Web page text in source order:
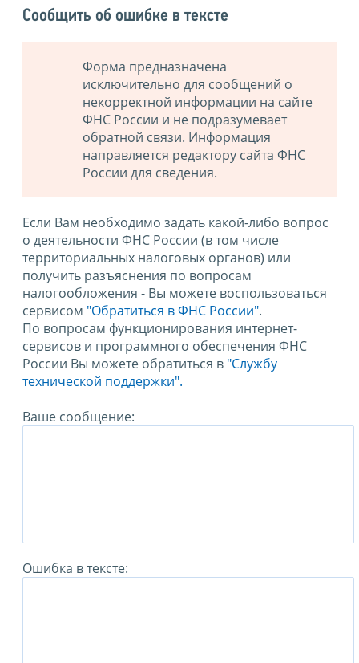
Сообщить об ошибке в тексте
Форма предназначена
исключительно для сообщений о
некорректной информации на сайте
ФНС России и не подразумевает
обратной связи. Информация
направляется редактору сайта ФНС
России для сведения.
Если Вам необходимо задать какой-либо вопрос
о деятельности ФНС России (в том числе
территориальных налоговых органов) или
получить разъяснения по вопросам
налогообложения - Вы можете воспользоваться
сервисом "Обратиться в ФНС России".
По вопросам функционирования интернет-
сервисов и программного обеспечения ФНС
России Вы можете обратиться в "Службу
технической поддержки".
Ваше сообщение:
Ошибка в тексте: